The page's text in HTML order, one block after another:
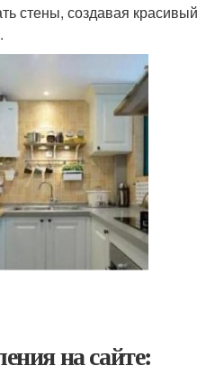
стены, создавая красивый
на сайте: